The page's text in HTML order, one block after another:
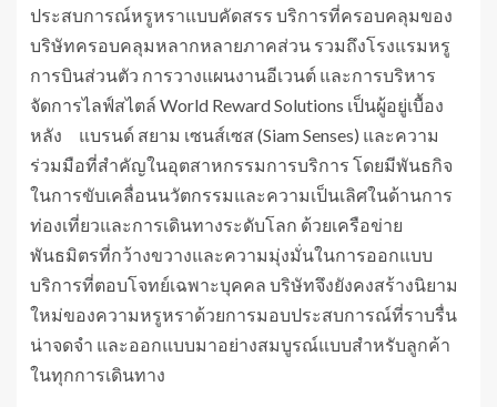
ประสบการณ์หรูหราแบบคัดสรร บริการที่ครอบคลุมของ
บริษัทครอบคลุมหลากหลายภาคส่วน รวมถึงโรงแรมหรู
การบินส่วนตัว การวางแผนงานอีเวนต์ และการบริหาร
จัดการไลฟ์สไตล์ World Reward Solutions เป็นผู้อยู่เบื้อง
หลัง แบรนด์ สยาม เซนส์เซส (Siam Senses) และความ
ร่วมมือที่สำคัญในอุตสาหกรรมการบริการ โดยมีพันธกิจ
ในการขับเคลื่อนนวัตกรรมและความเป็นเลิศในด้านการ
ท่องเที่ยวและการเดินทางระดับโลก ด้วยเครือข่าย
พันธมิตรที่กว้างขวางและความมุ่งมั่นในการออกแบบ
บริการที่ตอบโจทย์เฉพาะบุคคล บริษัทจึงยังคงสร้างนิยาม
ใหม่ของความหรูหราด้วยการมอบประสบการณ์ที่ราบรื่น
น่าจดจำ และออกแบบมาอย่างสมบูรณ์แบบสำหรับลูกค้า
ในทุกการเดินทาง